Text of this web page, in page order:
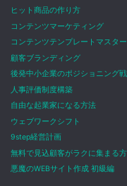
ヒット商品の作り方
コンテンツマーケティング
コンテンツテンプレートマスター
顧客ブランディング
後発中小企業のポジショニング
人事評価制度構築
自由な起業家になる方法
ウェブワークシフト
9step経営計画
無料で見込顧客がラクに集まる
悪魔のWEBサイト作成 初級編